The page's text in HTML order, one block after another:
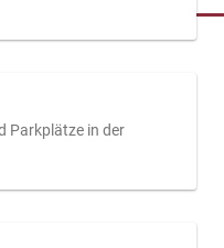
Parkplätze in der